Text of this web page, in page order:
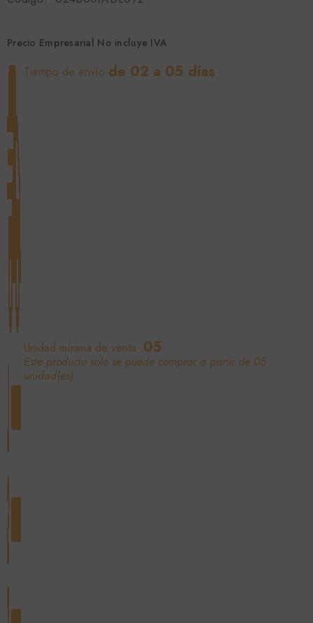
Precio Empresarial No incluye IVA
Tiempo de envío:de 02 a 05 días
Unidad mínima de venta: 05
Este producto solo se puede comprar a partir de 05
unidad(es)